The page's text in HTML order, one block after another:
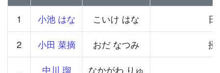
1 小池 はな こいけ はな
2
小田 菜摘 おだ なつみ 摂
中川 瑠
なかがわ りゅ